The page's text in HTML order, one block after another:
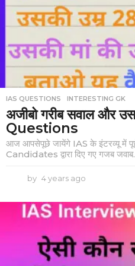
g
o
IAS QUESTIONS ,INTERESTING GK
अजीबो गरीब सवाल और
Questions
आज आपसेपूछे जायेंगे IAS के इंटरव्यू में
Candidates द्वारा दिए गए गजब
by 4 years ago
e
a
a
g